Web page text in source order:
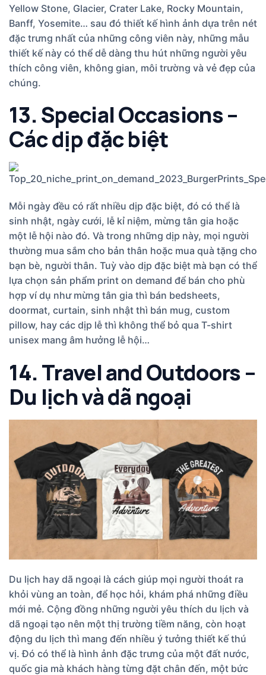
Yellow Stone, Glacier, Crater Lake, Rocky Mountain,
Banff, Yosemite… sau đó thiết kế hình ảnh dựa trên nét
đặc trưng nhất của những công viên này, những mẫu
thiết kế này có thể dễ dàng thu hút những người yêu
thích công viên, không gian, môi trường và vẻ đẹp của
chúng.
13. Special Occasions –
Các dịp đặc biệt
Mỗi ngày đều có rất nhiều dịp đặc biệt, đó có thể là
sinh nhật, ngày cưới, lễ kỉ niệm, mừng tân gia hoặc
một lễ hội nào đó. Và trong những dịp này, mọi người
thường mua sắm cho bản thân hoặc mua quà tặng cho
bạn bè, người thân. Tuỳ vào dịp đặc biệt mà bạn có thể
lựa chọn sản phẩm print on demand để bán cho phù
hợp ví dụ như mừng tân gia thì bán bedsheets,
doormat, curtain, sinh nhật thì bán mug, custom
pillow, hay các dịp lễ thì không thể bỏ qua T-shirt
unisex mang âm hưởng lễ hội…
14. Travel and Outdoors –
Du lịch và dã ngoại
Du lịch hay dã ngoại là cách giúp mọi người thoát ra
khỏi vùng an toàn, để học hỏi, khám phá những điều
mới mẻ. Cộng đồng những người yêu thích du lịch và
dã ngoại tạo nên một thị trường tiềm năng, còn hoạt
động du lịch thì mang đến nhiều ý tưởng thiết kế thú
vị. Đó có thể là hình ảnh đặc trưng của một đất nước,
quốc gia mà khách hàng từng đặt chân đến, một bức